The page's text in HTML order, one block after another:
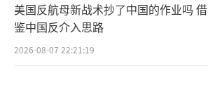
美国反航母新战术抄了中国的作业吗 借
鉴中国反介入思路
2026-08-07 22:21:19